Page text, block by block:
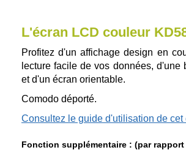
L'écran LCD couleur
Profitez d'un affichage design en
lecture facile de vos données, d'une
et d'un écran orientable.
Comodo déporté.
Consultez le guide d'utilisation de cet
Fonction supplémentaire : (par